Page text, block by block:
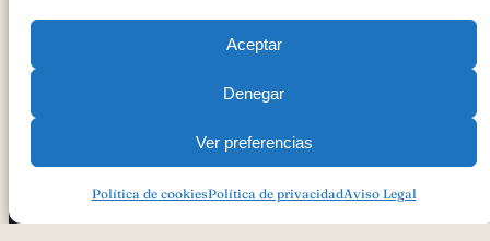
Aceptar
Denegar
Ver preferencias
Política de cookiesPolítica de privacidadAviso Legal
CALIDAD AL ÓRGANO DE GESTIÓN DE LA INDICACIÓN
GEOGRÁFICA PROTEGIDA CORDERO SEGUREÑO
Copyright 2023
Política De PrivacidadAviso LegalPolítica De Cookies